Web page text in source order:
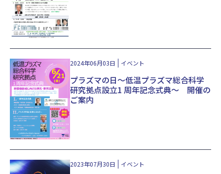
2024年06月03日 イベント
プラズマの日～低温プラズマ総合科学
研究拠点設立1 周年記念式典～ 開催の
ご案内
2023年07月30日 イベント